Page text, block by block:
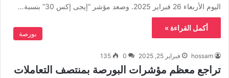
اليوم الأربعاء 26 فبراير 2025. وصعد مؤشر “إيجى إكس 30” بنسبة…
أكمل القراءة »
بورصة
hossam فبراير 25, 2025 0
135
تراجع معظم مؤشرات البورصة بمنتصف التعاملات